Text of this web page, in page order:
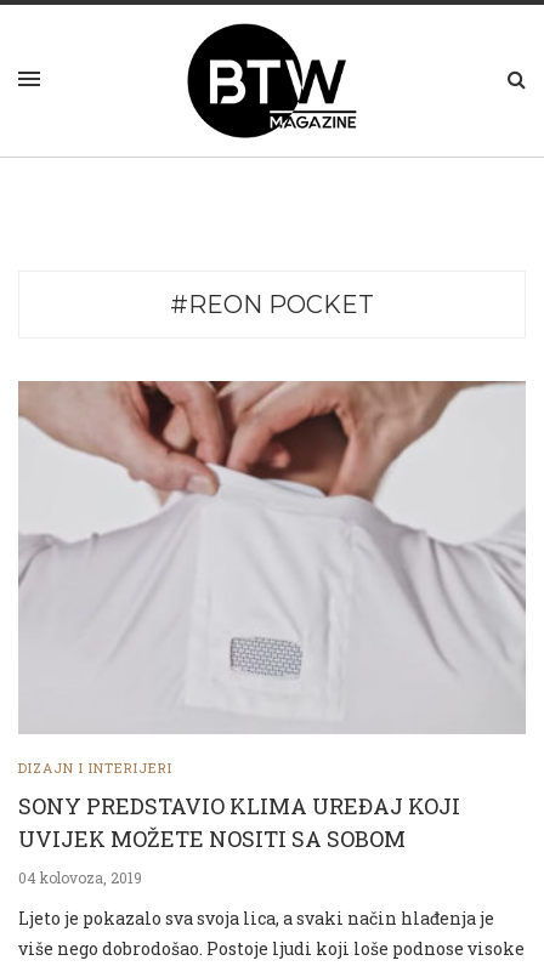
#REON POCKET
DIZAJN I INTERIJERI
SONY PREDSTAVIO KLIMA UREĐAJ KOJI
UVIJEK MOŽETE NOSITI SA SOBOM
04 kolovoza, 2019
Ljeto je pokazalo sva svoja lica, a svaki način hlađenja je
više nego dobrodošao. Postoje ljudi koji loše podnose visoke